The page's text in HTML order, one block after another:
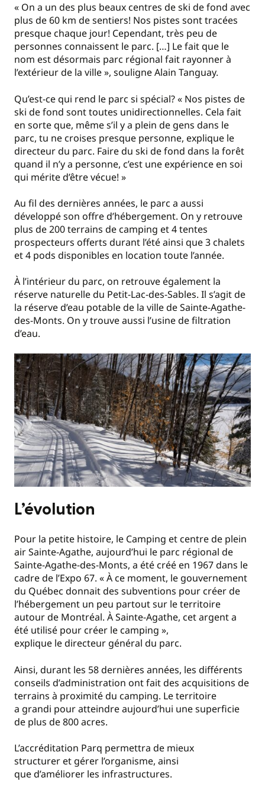
« On a un des plus beaux centres de ski de fond avec
plus de 60 km de sentiers! Nos pistes sont tracées
presque chaque jour! Cependant, très peu de
personnes connaissent le parc. […] Le fait que le
nom est désormais parc régional fait rayonner à
l’extérieur de la ville », souligne Alain Tanguay.
Qu’est-ce qui rend le parc si spécial? « Nos pistes de
ski de fond sont toutes unidirectionnelles. Cela fait
en sorte que, même s’il y a plein de gens dans le
parc, tu ne croises presque personne, explique le
directeur du parc. Faire du ski de fond dans la forêt
quand il n’y a personne, c’est une expérience en soi
qui mérite d’être vécue! »
Au fil des dernières années, le parc a aussi
développé son offre d’hébergement. On y retrouve
plus de 200 terrains de camping et 4 tentes
prospecteurs offerts durant l’été ainsi que 3 chalets
et 4 pods disponibles en location toute l’année.
À l’intérieur du parc, on retrouve également la
réserve naturelle du Petit-Lac-des-Sables. Il s’agit de
la réserve d’eau potable de la ville de Sainte-Agathe-
des-Monts. On y trouve aussi l’usine de filtration
d’eau.
L’évolution
Pour la petite histoire, le Camping et centre de plein
air Sainte-Agathe, aujourd’hui le parc régional de
Sainte-Agathe-des-Monts, a été créé en 1967 dans le
cadre de l’Expo 67. « À ce moment, le gouvernement
du Québec donnait des subventions pour créer de
l’hébergement un peu partout sur le territoire
autour de Montréal. À Sainte-Agathe, cet argent a
été utilisé pour créer le camping »,
explique le directeur général du parc.
Ainsi, durant les 58 dernières années, les différents
conseils d’administration ont fait des acquisitions de
terrains à proximité du camping. Le territoire
a grandi pour atteindre aujourd’hui une superficie
de plus de 800 acres.
L’accréditation Parq permettra de mieux
structurer et gérer l’organisme, ainsi
que d’améliorer les infrastructures.